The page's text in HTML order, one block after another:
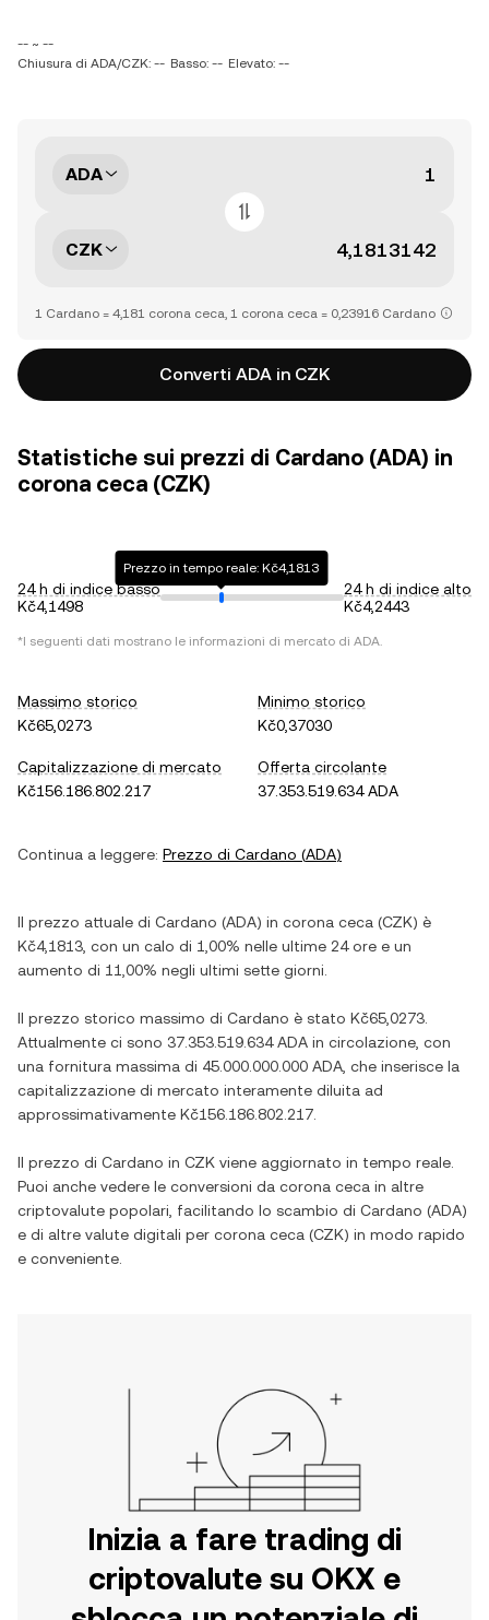
-- ~ --
Chiusura di ADA/CZK: -- Basso: -- Elevato: --
ADA
CZK
1 Cardano = 4,181 corona ceca, 1 corona ceca = 0,23916 Cardano
Converti ADA in CZK
Statistiche sui prezzi di Cardano (ADA) in
corona ceca (CZK)
24 h di indice basso
Kč4,1498
Prezzo in tempo reale: Kč4,1813
24 h di indice alto
Kč4,2443
*I seguenti dati mostrano le informazioni di mercato di ADA.
Massimo storico
Kč65,0273
Minimo storico
Kč0,37030
Capitalizzazione di mercato
Kč156.186.802.217
Offerta circolante
37.353.519.634 ADA
Continua a leggere: Prezzo di Cardano (ADA)
Il prezzo attuale di Cardano (ADA) in corona ceca (CZK) è
Kč4,1813 , con un calo di 1,00% nelle ultime 24 ore e un
aumento di 11,00% negli ultimi sette giorni.
Il prezzo storico massimo di Cardano è stato Kč65,0273
Attualmente ci sono 37.353.519.634 ADA in circolazione, con
una fornitura massima di 45.000.000.000 ADA , che inserisce la
capitalizzazione di mercato interamente diluita ad
approssimativamente Kč156.186.802.217
Il prezzo di Cardano in CZK viene aggiornato in tempo reale.
Puoi anche vedere le conversioni da corona ceca in altre
criptovalute popolari, facilitando lo scambio di Cardano (ADA)
e di altre valute digitali per corona ceca (CZK) in modo rapido
e conveniente.
Inizia a fare trading di
criptovalute su OKX e